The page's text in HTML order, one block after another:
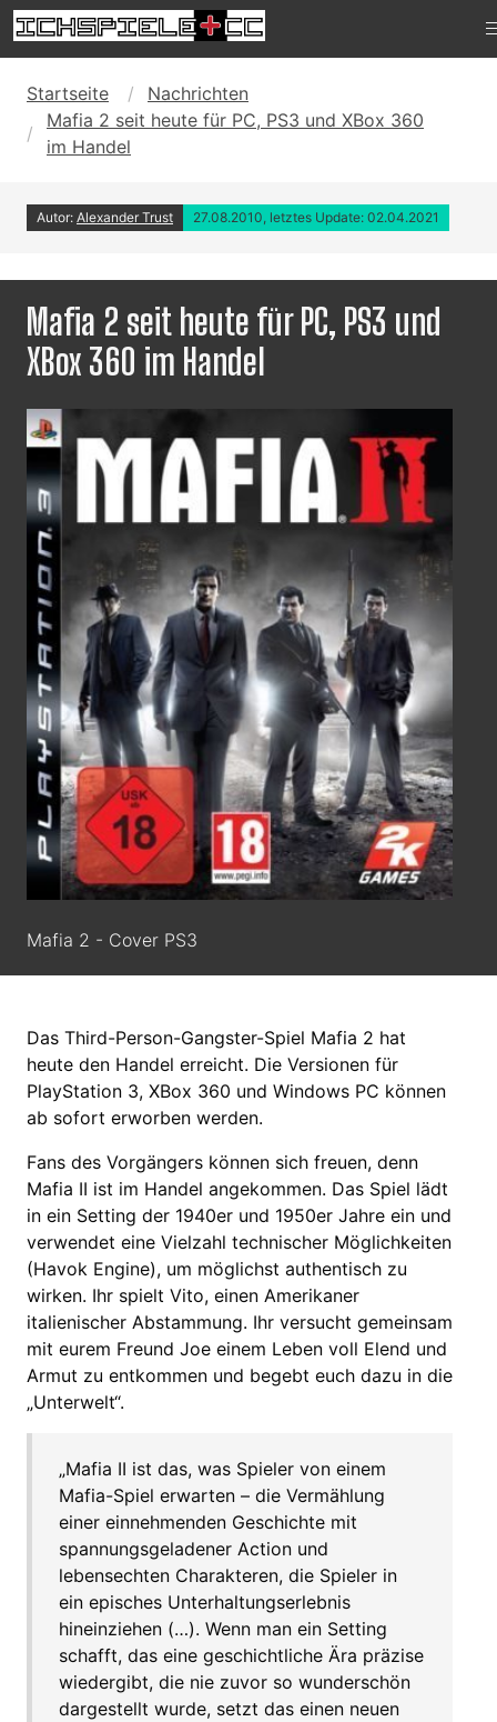
Startseite
Nachrichten
Mafia 2 seit heute für PC, PS3 und XBox 360
im Handel
Autor: Alexander Trust 27.08.2010, letztes Update: 02.04.2021
Mafia 2 seit heute für PC, PS3 und
XBox 360 im Handel
Mafia 2 - Cover PS3
Das Third-Person-Gangster-Spiel Mafia 2 hat
heute den Handel erreicht. Die Versionen für
PlayStation 3, XBox 360 und Windows PC können
ab sofort erworben werden.
Fans des Vorgängers können sich freuen, denn
Mafia II ist im Handel angekommen. Das Spiel lädt
in ein Setting der 1940er und 1950er Jahre ein und
verwendet eine Vielzahl technischer Möglichkeiten
(Havok Engine), um möglichst authentisch zu
wirken. Ihr spielt Vito, einen Amerikaner
italienischer Abstammung. Ihr versucht gemeinsam
mit eurem Freund Joe einem Leben voll Elend und
Armut zu entkommen und begebt euch dazu in die
„Unterwelt“.
„Mafia II ist das, was Spieler von einem
Mafia-Spiel erwarten – die Vermählung
einer einnehmenden Geschichte mit
spannungsgeladener Action und
lebensechten Charakteren, die Spieler in
ein episches Unterhaltungserlebnis
hineinziehen (…). Wenn man ein Setting
schafft, das eine geschichtliche Ära präzise
wiedergibt, die nie zuvor so wunderschön
dargestellt wurde, setzt das einen neuen